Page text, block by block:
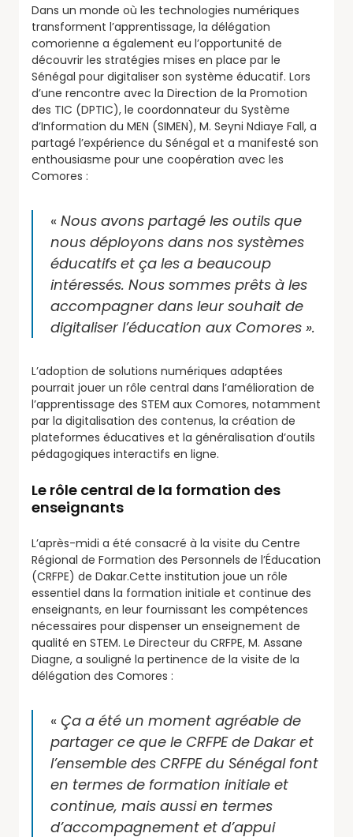
Dans un monde où les technologies numériques
transforment l’apprentissage, la délégation
comorienne a également eu l’opportunité de
découvrir les stratégies mises en place par le
Sénégal pour digitaliser son système éducatif. Lors
d’une rencontre avec la Direction de la Promotion
des TIC (DPTIC), le coordonnateur du Système
d’Information du MEN (SIMEN), M. Seyni Ndiaye Fall, a
partagé l’expérience du Sénégal et a manifesté son
enthousiasme pour une coopération avec les
Comores :
« Nous avons partagé les outils que
nous déployons dans nos systèmes
éducatifs et ça les a beaucoup
intéressés. Nous sommes prêts à les
accompagner dans leur souhait de
digitaliser l’éducation aux Comores ».
L’adoption de solutions numériques adaptées
pourrait jouer un rôle central dans l’amélioration de
l’apprentissage des STEM aux Comores, notamment
par la digitalisation des contenus, la création de
plateformes éducatives et la généralisation d’outils
pédagogiques interactifs en ligne.
Le rôle central de la formation des
enseignants
L’après-midi a été consacré à la visite du Centre
Régional de Formation des Personnels de l’Éducation
(CRFPE) de Dakar.Cette institution joue un rôle
essentiel dans la formation initiale et continue des
enseignants, en leur fournissant les compétences
nécessaires pour dispenser un enseignement de
qualité en STEM. Le Directeur du CRFPE, M. Assane
Diagne, a souligné la pertinence de la visite de la
délégation des Comores :
« Ça a été un moment agréable de
partager ce que le CRFPE de Dakar et
l’ensemble des CRFPE du Sénégal font
en termes de formation initiale et
continue, mais aussi en termes
d’accompagnement et d’appui